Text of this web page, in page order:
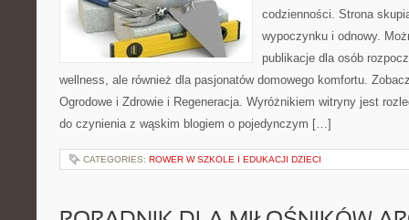
codzienności. Strona
wypoczynku i odnowy.
publikacje dla osób
wellness, ale również dla pasjonatów domowego komfortu.
Ogrodowe i Zdrowie i Regeneracja. Wyróżnikiem witryny jest
do czynienia z wąskim blogiem o pojedynczym […]
CATEGORIES: ROWER W SZKOLE I EDUKACJI DZIECI